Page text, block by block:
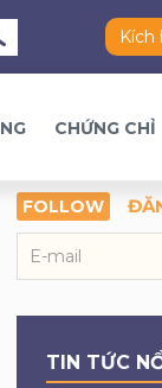
Kích
CHỨNG CHỈ
FOLLOW
TIN TỨC